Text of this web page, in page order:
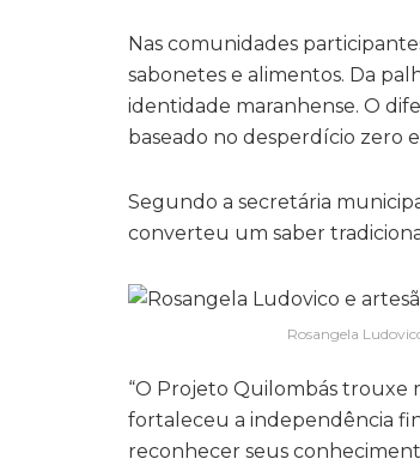
Nas comunidades
sabonetes e alimentos. Da
identidade maranhense. O
baseado no desperdício zero
Segundo a secretária
converteu um saber
Rosangela
“O Projeto Quilombás trouxe
fortaleceu a independência
reconhecer seus